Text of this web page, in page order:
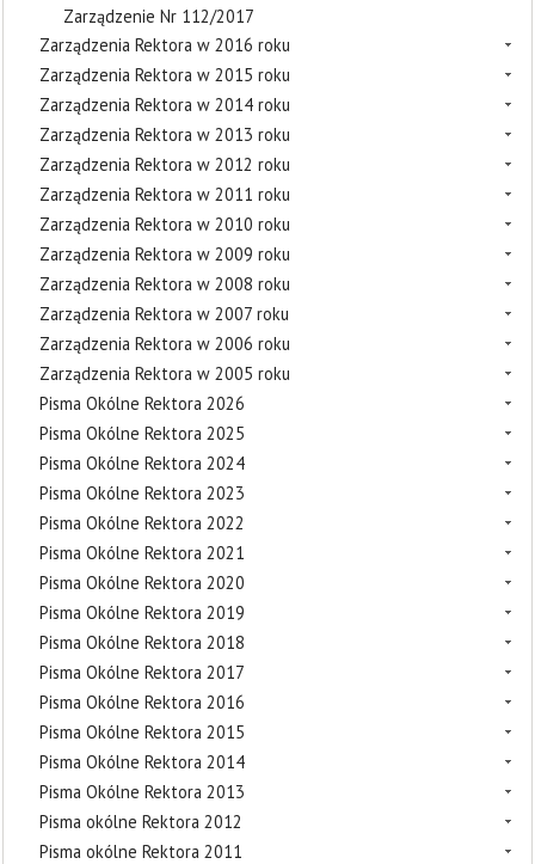
Zarządzenie Nr 112/2017
Zarządzenia Rektora w 2016 roku
Zarządzenia Rektora w 2015 roku
Zarządzenia Rektora w 2014 roku
Zarządzenia Rektora w 2013 roku
Zarządzenia Rektora w 2012 roku
Zarządzenia Rektora w 2011 roku
Zarządzenia Rektora w 2010 roku
Zarządzenia Rektora w 2009 roku
Zarządzenia Rektora w 2008 roku
Zarządzenia Rektora w 2007 roku
Zarządzenia Rektora w 2006 roku
Zarządzenia Rektora w 2005 roku
Pisma Okólne Rektora 2026
Pisma Okólne Rektora 2025
Pisma Okólne Rektora 2024
Pisma Okólne Rektora 2023
Pisma Okólne Rektora 2022
Pisma Okólne Rektora 2021
Pisma Okólne Rektora 2020
Pisma Okólne Rektora 2019
Pisma Okólne Rektora 2018
Pisma Okólne Rektora 2017
Pisma Okólne Rektora 2016
Pisma Okólne Rektora 2015
Pisma Okólne Rektora 2014
Pisma Okólne Rektora 2013
Pisma okólne Rektora 2012
Pisma okólne Rektora 2011